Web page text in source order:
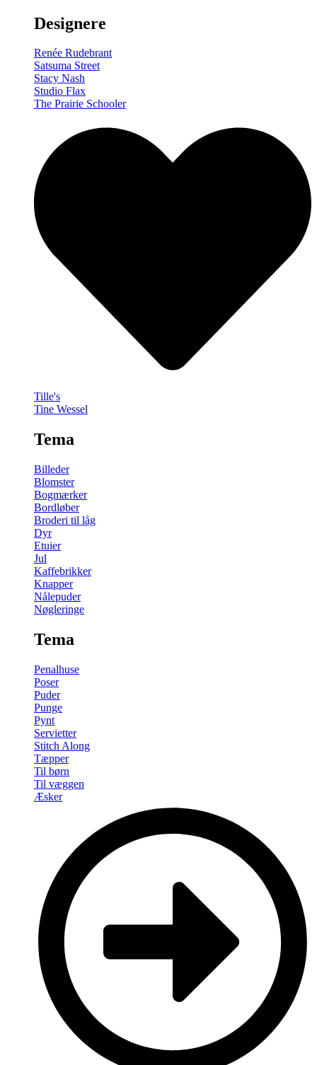
Designere
Renée Rudebrant
Satsuma Street
Stacy Nash
Studio Flax
The Prairie Schooler
Tille's
Tine Wessel
Tema
Billeder
Blomster
Bogmærker
Bordløber
Broderi til låg
Dyr
Etuier
Jul
Kaffebrikker
Knapper
Nålepuder
Nøgleringe
Tema
Penalhuse
Poser
Puder
Punge
Pynt
Servietter
Stitch Along
Tæpper
Til børn
Til væggen
Æsker